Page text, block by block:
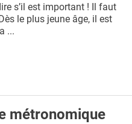
s’il est important ! Il faut
le plus jeune âge, il est
...
métronomique